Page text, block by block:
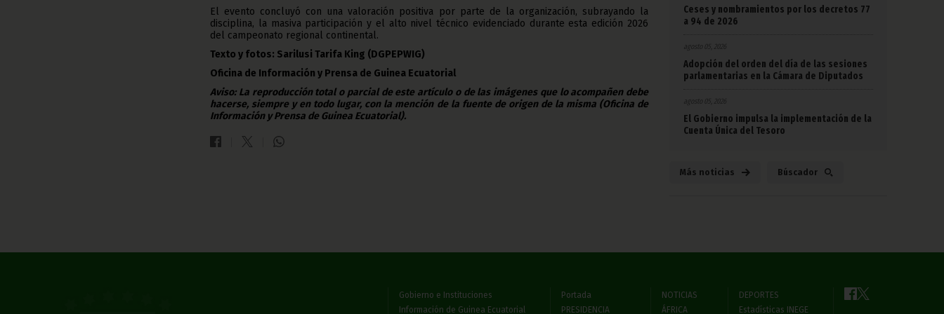
El evento concluyó con una valoración positiva por parte de la organización, subrayando la
disciplina, la masiva participación y el alto nivel técnico evidenciado durante esta edición 2026
del campeonato regional continental.
Texto y fotos: Sarilusi Tarifa King (DGPEPWIG)
Oficina de Información y Prensa de Guinea Ecuatorial
Aviso: La reproducción total o parcial de este artículo o de las imágenes que lo acompañen debe
hacerse, siempre y en todo lugar, con la mención de la fuente de origen de la misma (Oficina de
Información y Prensa de Guinea Ecuatorial).
Ceses y nombramientos por los decretos 77
a 94 de 2026
agosto 05, 2026
Adopción del orden del día de las sesiones
parlamentarias en la Cámara de Diputados
agosto 05, 2026
El Gobierno impulsa la implementación de la
Cuenta Única del Tesoro
Más noticias Búscador
Gobierno e Instituciones
Información de Guinea Ecuatorial
Portada
PRESIDENCIA
NOTICIAS
ÁFRICA
DEPORTES
Estadísticas INEGE